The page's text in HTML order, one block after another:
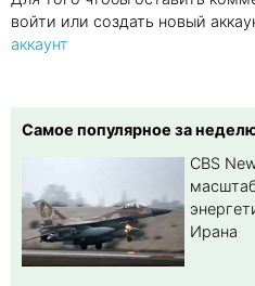
войти или создать новый
аккаунт
Самое популярное за
CBS
Ирана